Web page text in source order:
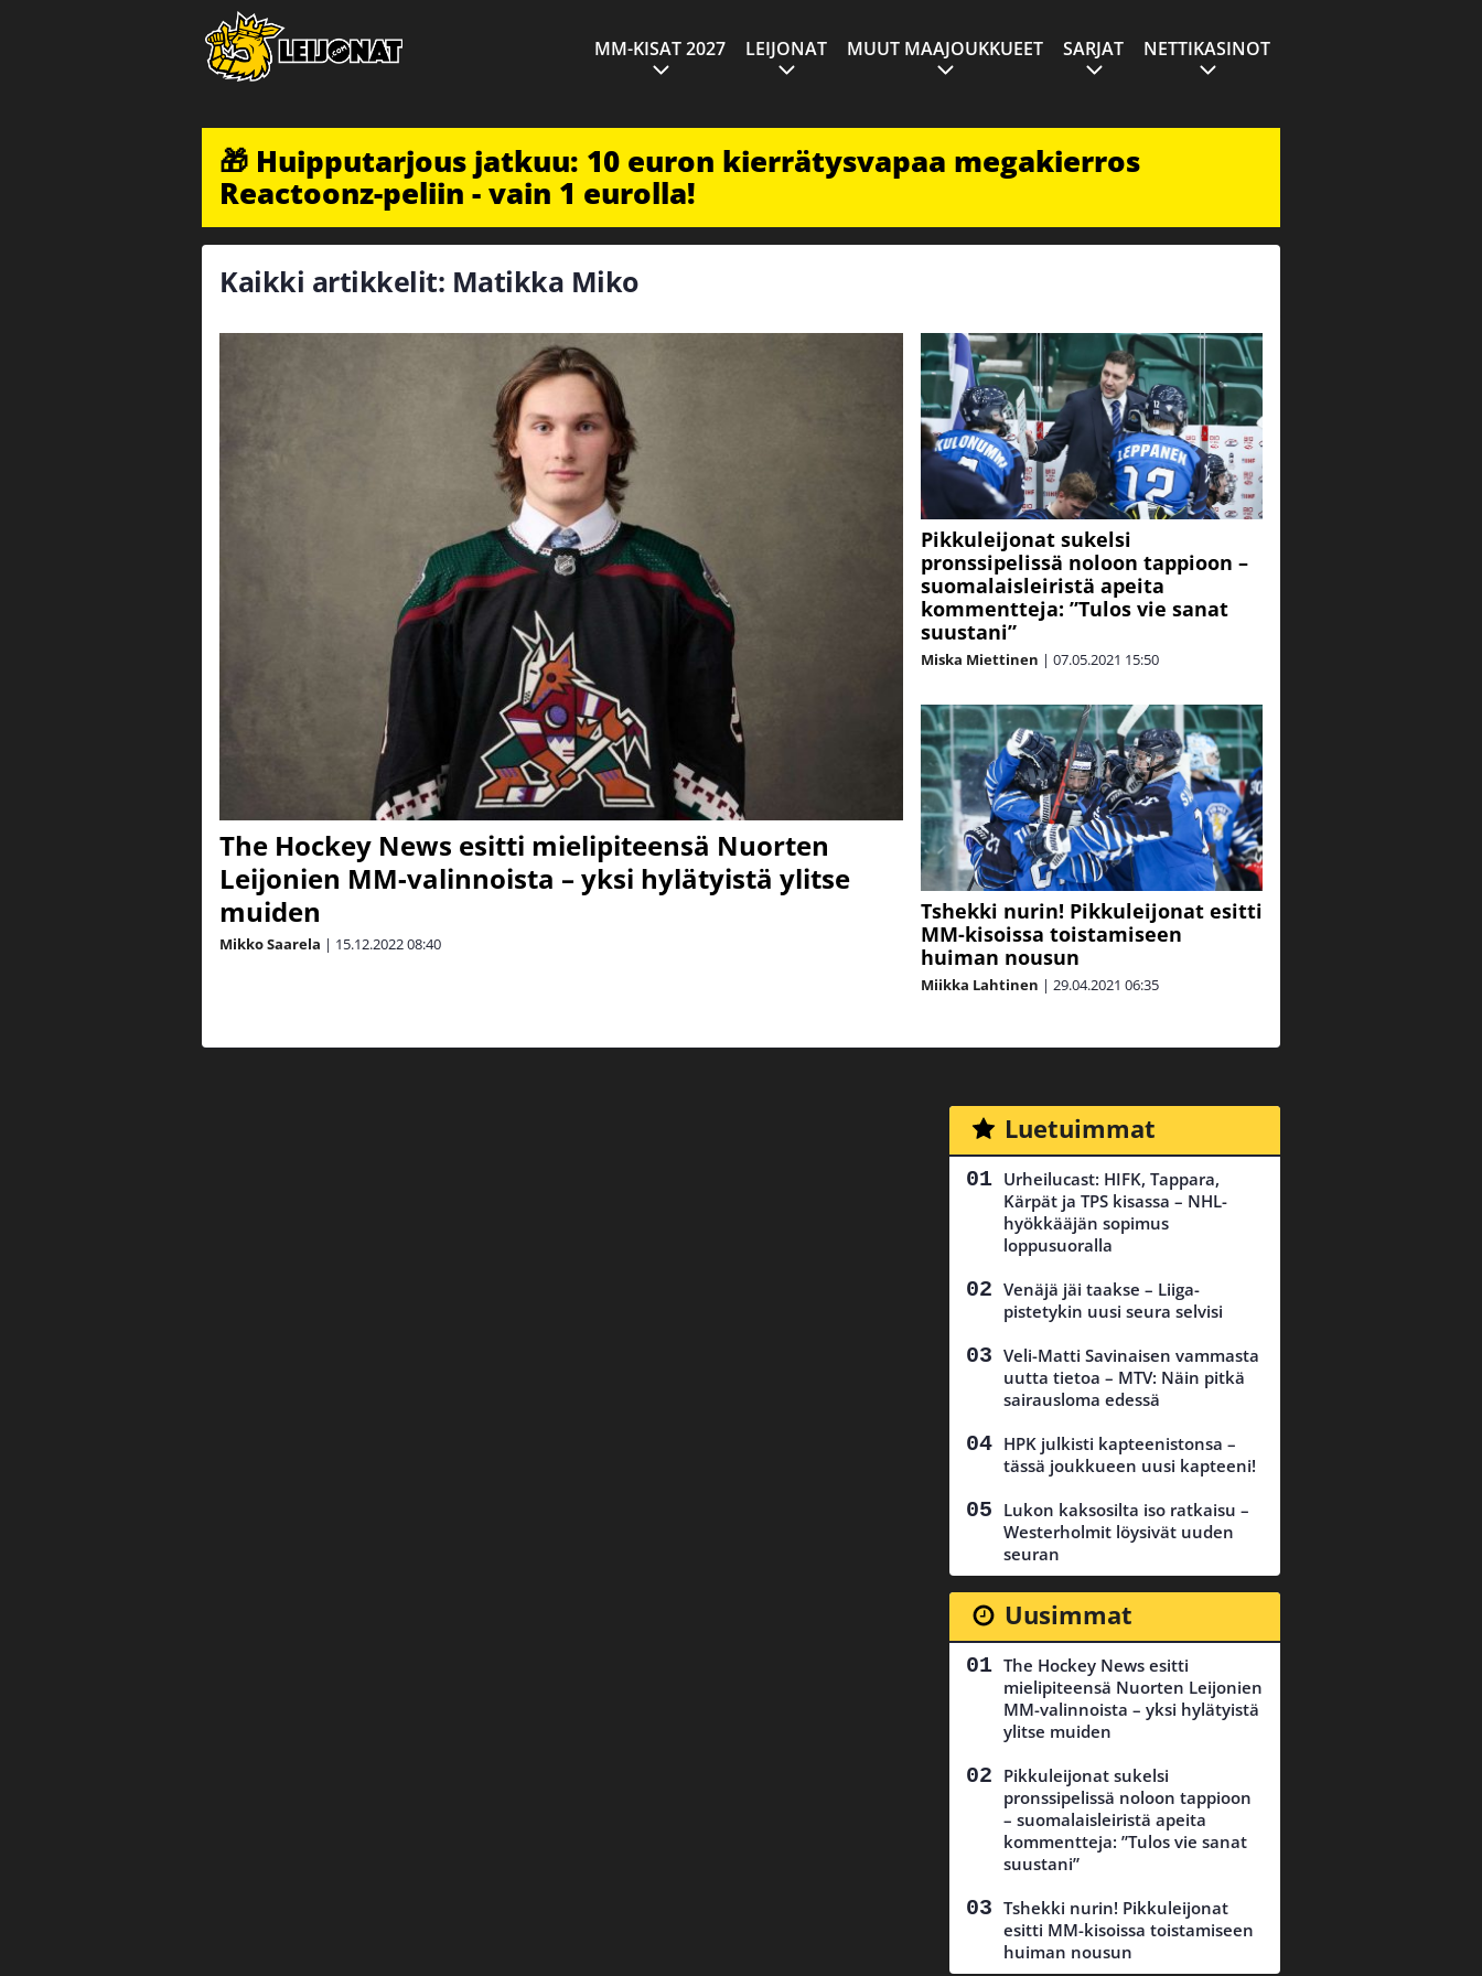
MM-KISAT 2027 LEIJONAT MUUT MAAJOUKKUEET SARJAT NETTIKASINOT
🎁 Huipputarjous jatkuu: 10 euron kierrätysvapaa megakierros
Reactoonz-peliin - vain 1 eurolla!
Kaikki artikkelit: Matikka Miko
The Hockey News esitti mielipiteensä Nuorten
Leijonien MM-valinnoista – yksi hylätyistä ylitse
muiden
Mikko Saarela | 15.12.202208:40
Pikkuleijonat sukelsi
pronssipelissä noloon tappioon –
suomalaisleiristä apeita
kommentteja: ”Tulos vie sanat
suustani”
Miska Miettinen | 07.05.2021 15:50
Tshekki nurin! Pikkuleijonat esitti
MM-kisoissa toistamiseen
huiman nousun
Miikka Lahtinen | 29.04.2021 06:35
Luetuimmat
Urheilucast: HIFK, Tappara,
Kärpät ja TPS kisassa – NHL-
hyökkääjän sopimus
loppusuoralla
Venäjä jäi taakse – Liiga-
pistetykin uusi seura selvisi
Veli-Matti Savinaisen vammasta
uutta tietoa – MTV: Näin pitkä
sairausloma edessä
HPK julkisti kapteenistonsa –
tässä joukkueen uusi kapteeni!
Lukon kaksosilta iso ratkaisu –
Westerholmit löysivät uuden
seuran
Uusimmat
The Hockey News esitti
mielipiteensä Nuorten Leijonien
MM-valinnoista – yksi hylätyistä
ylitse muiden
Pikkuleijonat sukelsi
pronssipelissä noloon tappioon
– suomalaisleiristä apeita
kommentteja: ”Tulos vie sanat
suustani”
Tshekki nurin! Pikkuleijonat
esitti MM-kisoissa toistamiseen
huiman nousun